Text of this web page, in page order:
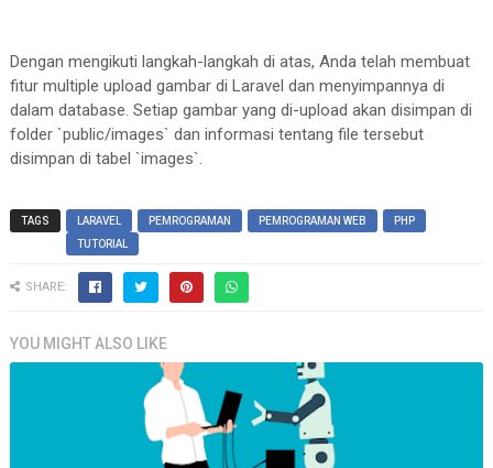
Dengan mengikuti langkah-langkah di atas, Anda telah membuat
fitur multiple upload gambar di Laravel dan menyimpannya di
dalam database. Setiap gambar yang di-upload akan disimpan di
folder `public/images` dan informasi tentang file tersebut
disimpan di tabel `images`.
TAGS LARAVEL PEMROGRAMAN PEMROGRAMAN WEB
PHP
TUTORIAL
SHARE:
YOU MIGHT ALSO LIKE